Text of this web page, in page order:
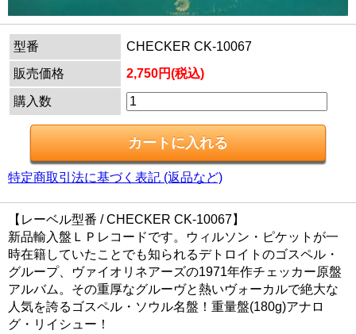
型番
CHECKER CK-10067
販売価格
2,750円(税込)
購入数
特定商取引法に基づく表記 (返品など)
【レーベル型番 / CHECKER CK-10067】
新品輸入盤ＬＰレコードです。ウィルソン・ピケットが一
時在籍していたことでも知られるデトロイトのゴスペル・
グループ、ヴァイオリネアーズの1971年作チェッカー原盤
アルバム。その重厚なグルーヴと熱いヴォーカルで絶大な
人気を誇るゴスペル・ソウル名盤！重量盤(180g)アナロ
グ・リイシュー！